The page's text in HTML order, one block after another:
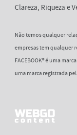
Clareza, Riqueza e
Não temos qualquer
empresas tem qualquer
FACEBOOK® é uma
uma marca registrada